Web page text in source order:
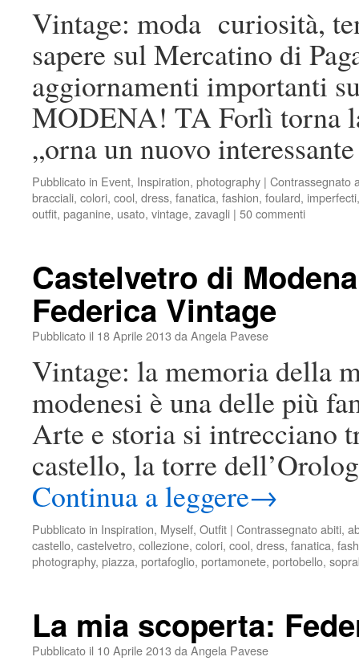
Vintage: moda curiosità,
sapere sul Mercatino di
aggiornamenti importanti
MODENA! TA Forlì torna
„orna un nuovo
Pubblicato in Event, Inspiration, photography | Contrassegnato
bracciali, colori, cool, dress, fanatica, fashion, foulard, imperfecti
outfit, paganine, usato, vintage, zavagli | 50 commenti
Castelvetro di
Federica Vintage
Pubblicato il 18 Aprile 2013 da Angela Pavese
Vintage: la memoria della
modenesi è una delle più
Arte e storia si intrecciano
castello, la torre
Continua a leggere→
Pubblicato in Inspiration, Myself, Outfit | Contrassegnatoabiti,
castello, castelvetro, collezione, colori, cool, dress, fanatica,
photography, piazza, portafoglio, portamonete, portobello,
La mia scoperta:
Pubblicato il 10 Aprile 2013 da Angela Pavese